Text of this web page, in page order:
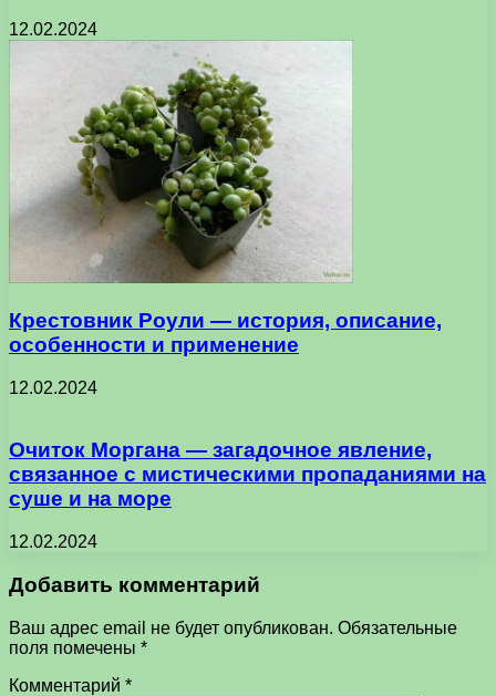
12.02.2024
Крестовник Роули — история, описание,
особенности и применение
12.02.2024
Очиток Моргана — загадочное явление,
связанное с мистическими пропаданиями на
суше и на море
12.02.2024
Добавить комментарий
Ваш адрес email не будет опубликован. Обязательные
поля помечены *
Комментарий *